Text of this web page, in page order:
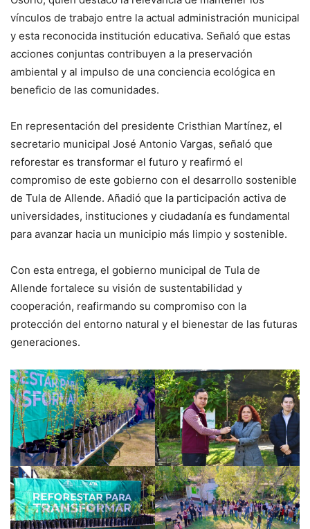
vínculos de trabajo entre la actual administración municipal
y esta reconocida institución educativa. Señaló que estas
acciones conjuntas contribuyen a la preservación
ambiental y al impulso de una conciencia ecológica en
beneficio de las comunidades.
En representación del presidente Cristhian Martínez, el
secretario municipal José Antonio Vargas, señaló que
reforestar es transformar el futuro y reafirmó el
compromiso de este gobierno con el desarrollo sostenible
de Tula de Allende. Añadió que la participación activa de
universidades, instituciones y ciudadanía es fundamental
para avanzar hacia un municipio más limpio y sostenible.
Con esta entrega, el gobierno municipal de Tula de
Allende fortalece su visión de sustentabilidad y
cooperación, reafirmando su compromiso con la
protección del entorno natural y el bienestar de las futuras
generaciones.